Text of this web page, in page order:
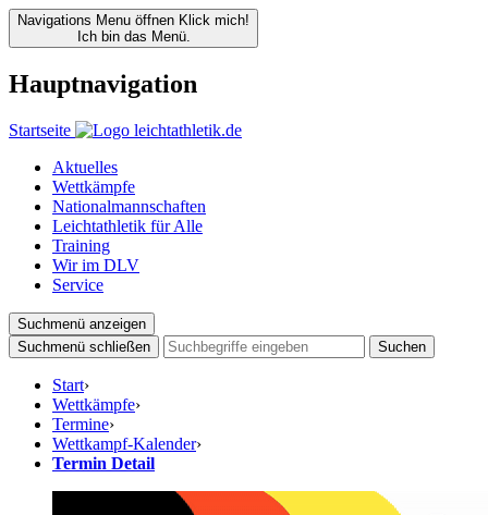
Navigations Menu öffnen Klick mich!
Ich bin das Menü.
Hauptnavigation
Startseite
Aktuelles
Wettkämpfe
Nationalmannschaften
Leichtathletik für Alle
Training
Wir im DLV
Service
Suchmenü anzeigen
Suchmenü schließen
Suchen
Start›
Wettkämpfe›
Termine›
Wettkampf-Kalender›
Termin Detail